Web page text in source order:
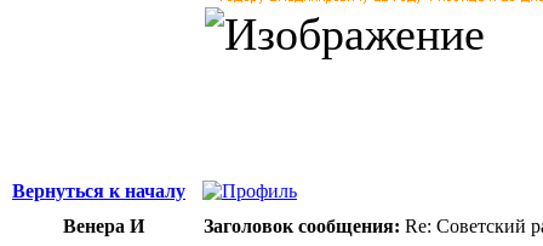
Вернуться к началу
Венера И
Заголовок сообщения: Re: Советский